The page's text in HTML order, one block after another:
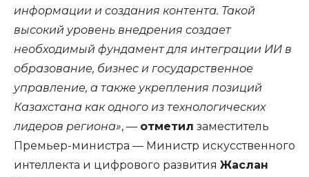
информации и создания контента. Такой
высокий уровень внедрения создает
необходимый фундамент для интеграции ИИ в
образование, бизнес и государственное
управление, а также укрепления позиций
Казахстана как одного из технологических
лидеров региона», — отметил заместитель
Премьер-министра — Министр искусственного
интеллекта и цифрового развития Жаслан